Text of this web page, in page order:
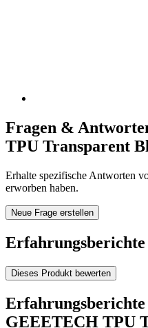
Fragen &
TPU Transparent
Erhalte spezifische Antworten
erworben haben.
Neue Frage erstellen
Dieses Produkt bewerten
GEEETECH TPU